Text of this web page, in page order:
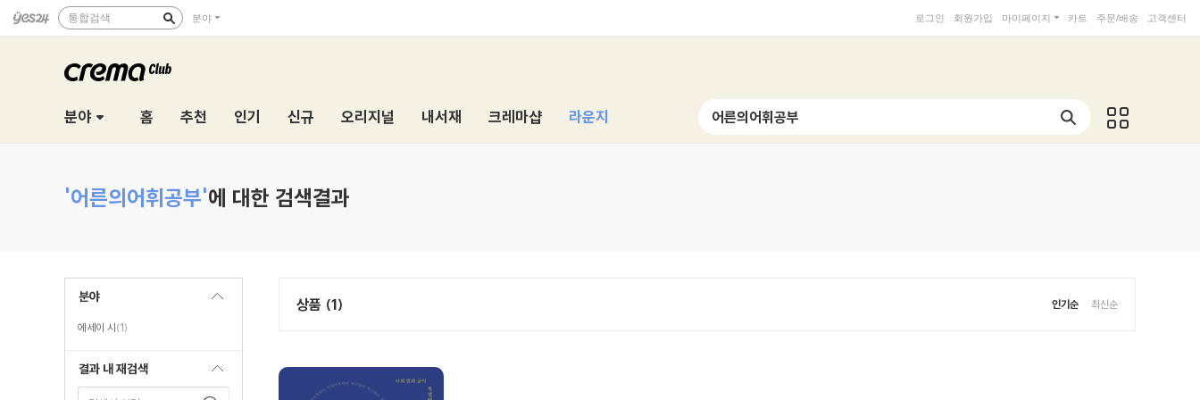
통합검색 분야 로그인 회원가입 마이페이지 카트 주문/배송 고객센터
분야 홈 추천 인기 신규 오리지널 내서재 크레마샵 라운지
'어른의어휘공부'에 대한 검색결과
분야
에세이 시(1)
결과 내 재검색
상품 (1) 인기순 최신순